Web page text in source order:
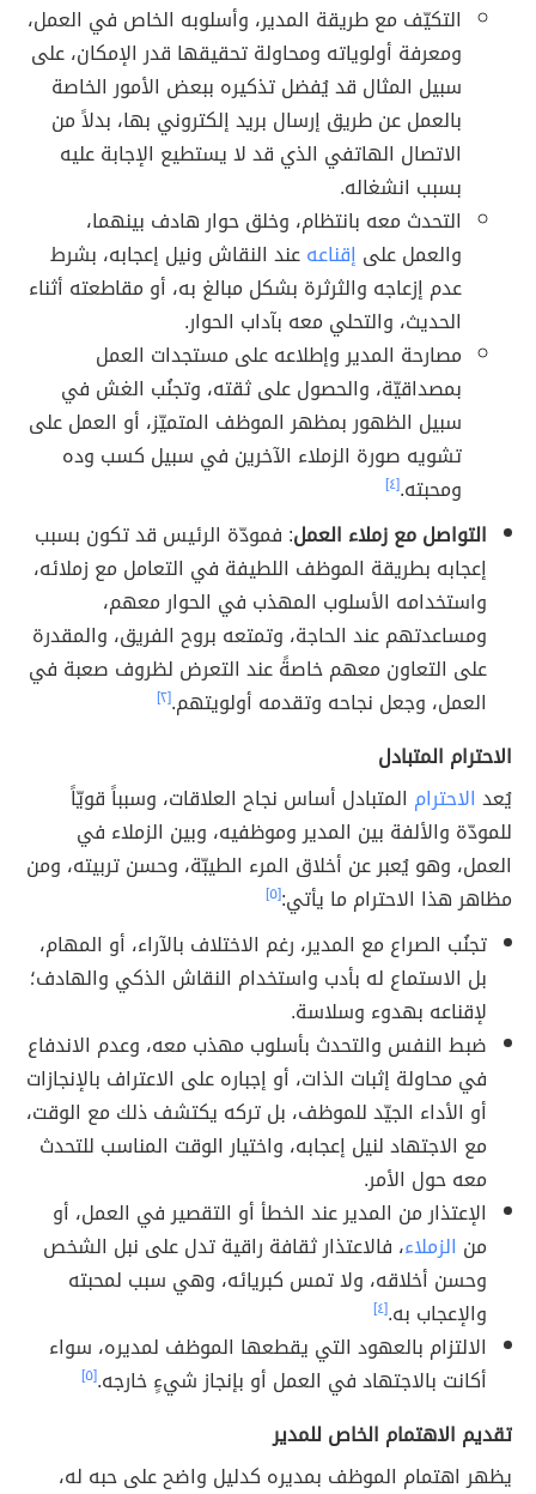
التكيّف مع طريقة المدير، وأسلوبه الخاص في العمل،
ومعرفة أولوياته ومحاولة تحقيقها قدر الإمكان، على
سبيل المثال قد يُفضل تذكيره ببعض الأمور الخاصة
بالعمل عن طريق إرسال بريد إلكتروني بها، بدلاً من
الاتصال الهاتفي الذي قد لا يستطيع الإجابة عليه
بسبب انشغاله.
التحدث معه بانتظام، وخلق حوار هادف بينهما،
والعمل على إقناعهعند النقاش ونيل إعجابه، بشرط
عدم إزعاجه والثرثرة بشكل مبالغ به، أو مقاطعته أثناء
الحديث، والتحلي معه بآداب الحوار.
مصارحة المدير وإطلاعه على مستجدات العمل
بمصداقيّة، والحصول على ثقته، وتجنُب الغش في
سبيل الظهور بمظهر الموظف المتميّز، أو العمل على
تشويه صورة الزملاء الآخرين في سبيل كسب وده
ومحبته.[٤]
التواصل مع زملاء العمل: فمودّة الرئيس قد تكون بسبب
إعجابه بطريقة الموظف اللطيفة في التعامل مع زملائه،
واستخدامه الأسلوب المهذب في الحوار معهم،
ومساعدتهم عند الحاجة، وتمتعه بروح الفريق، والمقدرة
على التعاون معهم خاصةً عند التعرض لظروف صعبة في
العمل، وجعل نجاحه وتقدمه أولويتهم.[٢]
الاحترام المتبادل
يُعد الاحترام المتبادل أساس نجاح العلاقات، وسبباً قويّاً
للمودّة والألفة بين المدير وموظفيه، وبين الزملاء في
العمل، وهو يُعبر عن أخلاق المرء الطيبّة، وحسن تربيته، ومن
مظاهر هذا الاحترام ما يأتي:[٥]
تجنُب الصراع مع المدير، رغم الاختلاف بالآراء، أو المهام،
بل الاستماع له بأدب واستخدام النقاش الذكي والهادف؛
لإقناعه بهدوء وسلاسة.
ضبط النفس والتحدث بأسلوب مهذب معه، وعدم الاندفاع
في محاولة إثبات الذات، أو إجباره على الاعتراف بالإنجازات
أو الأداء الجيّد للموظف، بل تركه يكتشف ذلك مع الوقت،
مع الاجتهاد لنيل إعجابه، واختيار الوقت المناسب للتحدث
معه حول الأمر.
الإعتذار من المدير عند الخطأ أو التقصير في العمل، أو
من الزملاء، فالاعتذار ثقافة راقية تدل على نبل الشخص
وحسن أخلاقه، ولا تمس كبريائه، وهي سبب لمحبته
والإعجاب به.[٤]
الالتزام بالعهود التي يقطعها الموظف لمديره، سواء
أكانت بالاجتهاد في العمل أو بإنجاز شيءٍ خارجه.[٥]
تقديم الاهتمام الخاص للمدير
يظهر اهتمام الموظف بمديره كدليل واضح على حبه له،